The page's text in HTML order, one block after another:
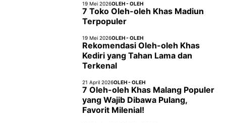
19 Mei 2026OLEH - OLEH
7 Toko Oleh-oleh Khas Madiun
Terpopuler
19 Mei 2026OLEH - OLEH
Rekomendasi Oleh-oleh Khas
Kediri yang Tahan Lama dan
Terkenal
21 April 2026OLEH - OLEH
7 Oleh-oleh Khas Malang Populer
yang Wajib Dibawa Pulang,
Favorit Milenial!